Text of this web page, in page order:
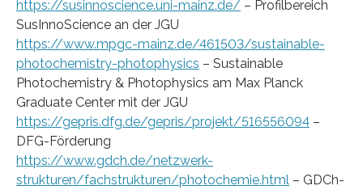
https://susinnoscience.uni-mainz.de/ – Profilbereich
SusInnoScience an der JGU
https://www.mpgc-mainz.de/461503/sustainable-
photochemistry-photophysics – Sustainable
Photochemistry & Photophysics am Max Planck
Graduate Center mit der JGU
https://gepris.dfg.de/gepris/projekt/516556094 –
DFG-Förderung
https://www.gdch.de/netzwerk-
strukturen/fachstrukturen/photochemie.html – GDCh-